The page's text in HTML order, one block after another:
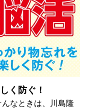
く防ぐ！
なときは、川島隆